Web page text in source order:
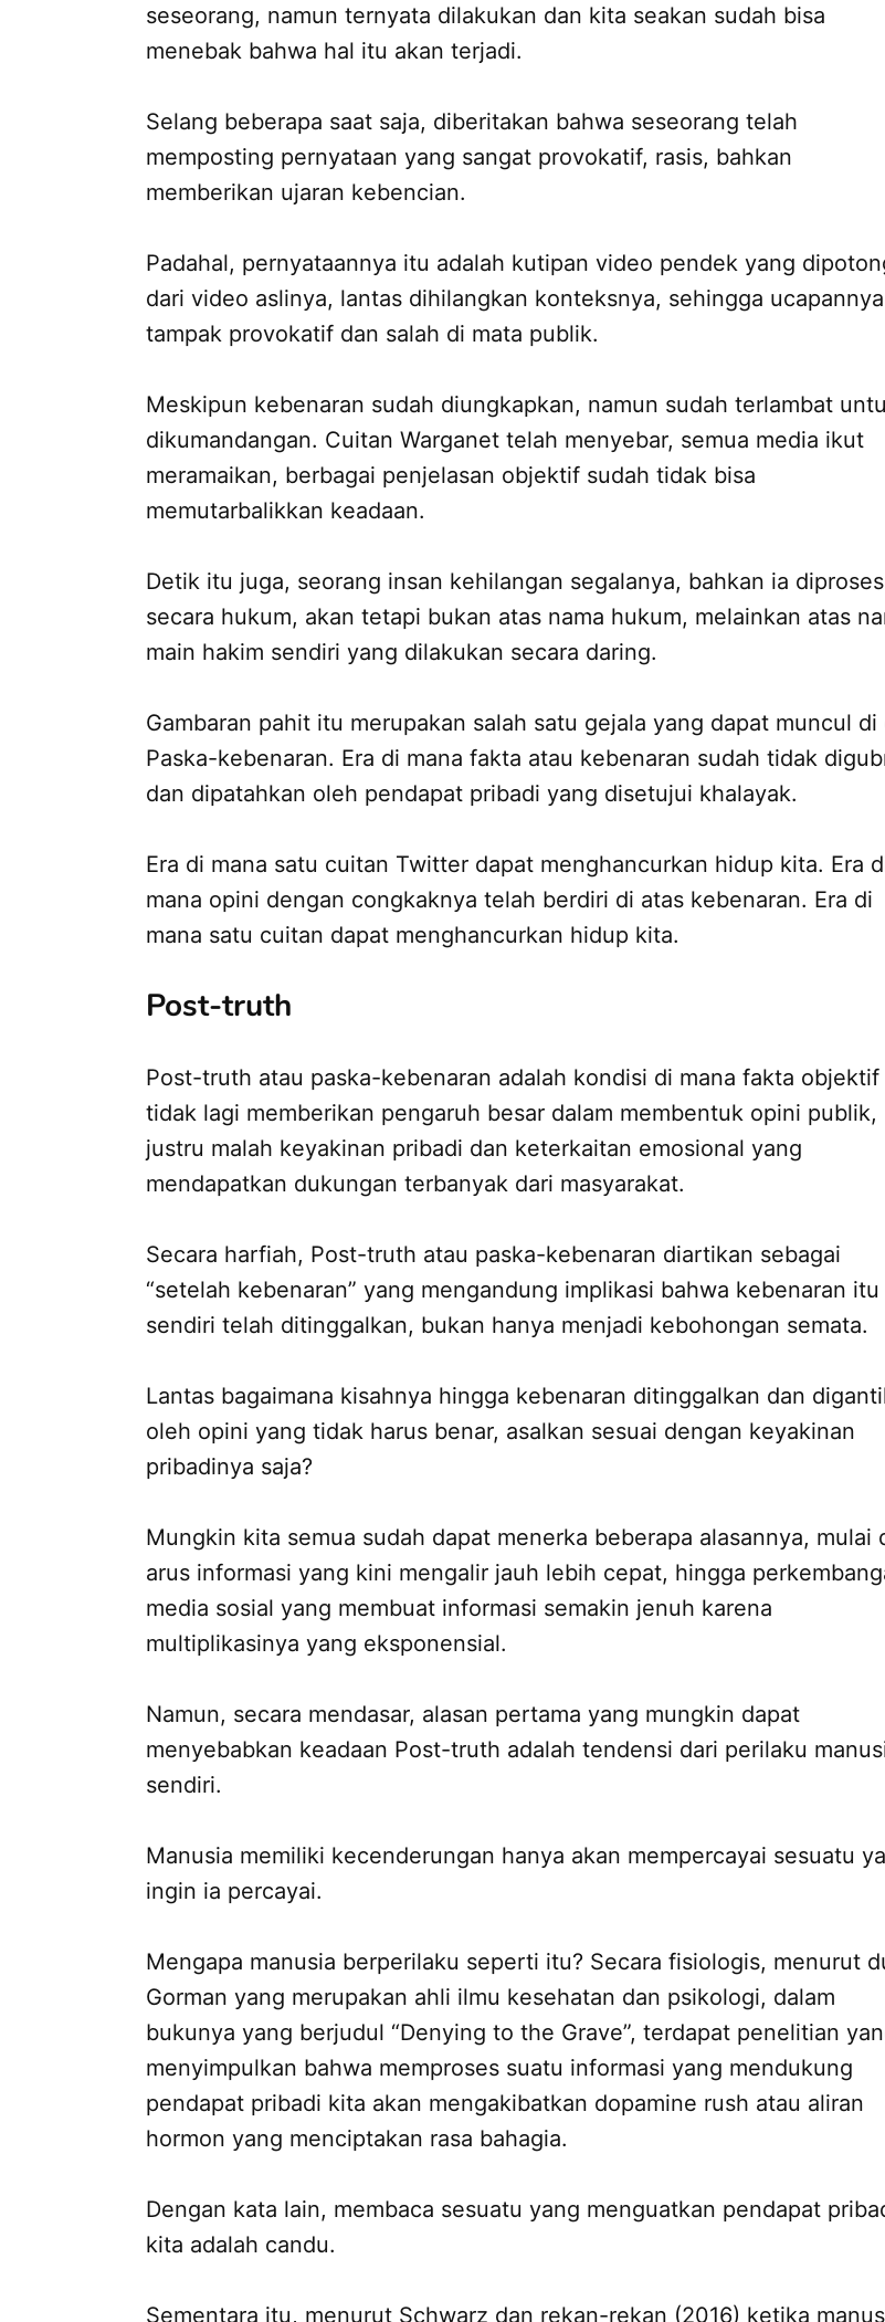
seseorang, namun ternyata dilakukan dan kita seakan sudah bisa
menebak bahwa hal itu akan terjadi.
Selang beberapa saat saja, diberitakan bahwa seseorang telah
memposting pernyataan yang sangat provokatif, rasis, bahkan
memberikan ujaran kebencian.
Padahal, pernyataannya itu adalah kutipan video pendek yang
dari video aslinya, lantas dihilangkan konteksnya, sehingga ucapannya
tampak provokatif dan salah di mata publik.
Meskipun kebenaran sudah diungkapkan, namun sudah terlambat
dikumandangan. Cuitan Warganet telah menyebar, semua media ikut
meramaikan, berbagai penjelasan objektif sudah tidak bisa
memutarbalikkan keadaan.
Detik itu juga, seorang insan kehilangan segalanya, bahkan ia diproses
secara hukum, akan tetapi bukan atas nama hukum, melainkan atas
main hakim sendiri yang dilakukan secara daring.
Gambaran pahit itu merupakan salah satu gejala yang dapat muncul di
Paska-kebenaran. Era di mana fakta atau kebenaran sudah tidak
dan dipatahkan oleh pendapat pribadi yang disetujui khalayak.
Era di mana satu cuitan Twitter dapat menghancurkan hidup kita. Era
mana opini dengan congkaknya telah berdiri di atas kebenaran. Era di
mana satu cuitan dapat menghancurkan hidup kita.
Post-truth
Post-truth atau paska-kebenaran adalah kondisi di mana fakta objektif
tidak lagi memberikan pengaruh besar dalam membentuk opini publik,
justru malah keyakinan pribadi dan keterkaitan emosional yang
mendapatkan dukungan terbanyak dari masyarakat.
Secara harfiah, Post-truth atau paska-kebenaran diartikan sebagai
“setelah kebenaran” yang mengandung implikasi bahwa kebenaran itu
sendiri telah ditinggalkan, bukan hanya menjadi kebohongan semata.
Lantas bagaimana kisahnya hingga kebenaran ditinggalkan dan
oleh opini yang tidak harus benar, asalkan sesuai dengan keyakinan
pribadinya saja?
Mungkin kita semua sudah dapat menerka beberapa alasannya, mulai
arus informasi yang kini mengalir jauh lebih cepat, hingga
media sosial yang membuat informasi semakin jenuh karena
multiplikasinya yang eksponensial.
Namun, secara mendasar, alasan pertama yang mungkin dapat
menyebabkan keadaan Post-truth adalah tendensi dari perilaku
sendiri.
Manusia memiliki kecenderungan hanya akan mempercayai sesuatu
ingin ia percayai.
Mengapa manusia berperilaku seperti itu? Secara fisiologis, menurut
Gorman yang merupakan ahli ilmu kesehatan dan psikologi, dalam
bukunya yang berjudul “Denying to the Grave”, terdapat penelitian
menyimpulkan bahwa memproses suatu informasi yang mendukung
pendapat pribadi kita akan mengakibatkan dopamine rush atau aliran
hormon yang menciptakan rasa bahagia.
Dengan kata lain, membaca sesuatu yang menguatkan pendapat
kita adalah candu.
Sementara itu, menurut Schwarz dan rekan-rekan (2016) ketika